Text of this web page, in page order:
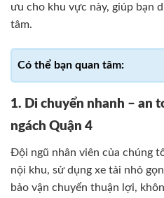
ưu cho khu vực này, giúp bạn
tâm.
1. Di chuyển nhanh – an
ngách Quận 4
Đội ngũ nhân viên của chúng
nội khu, sử dụng xe tải nhỏ
bảo vận chuyển thuận lợi,